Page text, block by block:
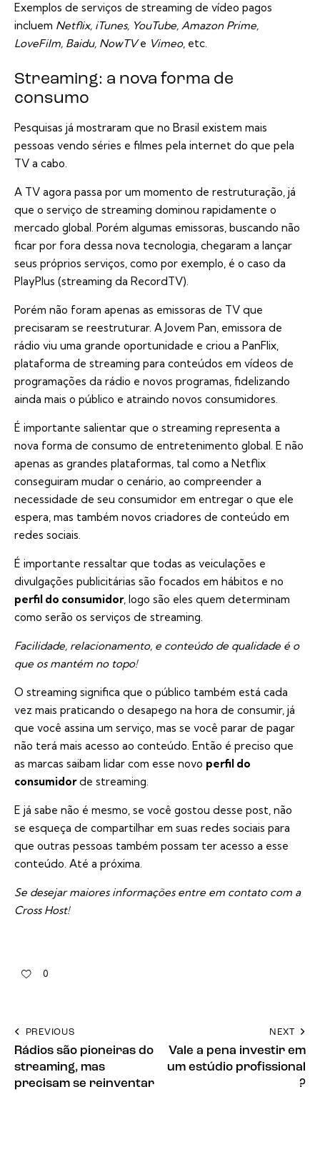
Exemplos de serviços de streaming de vídeo pagos
incluem Netflix, iTunes, YouTube, Amazon Prime,
LoveFilm, Baidu, NowTVe Vimeo, etc.
Streaming: a nova forma de
consumo
Pesquisas já mostraram que no Brasil existem mais
pessoas vendo séries e filmes pela internet do que pela
TV a cabo.
A TV agora passa por um momento de restruturação, já
que o serviço de streaming dominou rapidamente o
mercado global. Porém algumas emissoras, buscando não
ficar por fora dessa nova tecnologia, chegaram a lançar
seus próprios serviços, como por exemplo, é o caso da
PlayPlus (streaming da RecordTV).
Porém não foram apenas as emissoras de TV que
precisaram se reestruturar. A Jovem Pan, emissora de
rádio viu uma grande oportunidade e criou a PanFlix,
plataforma de streaming para conteúdos em vídeos de
programações da rádio e novos programas, fidelizando
ainda mais o público e atraindo novos consumidores.
É importante salientar que o streaming representa a
nova forma de consumo de entretenimento global. E não
apenas as grandes plataformas, tal como a Netflix
conseguiram mudar o cenário, ao compreender a
necessidade de seu consumidor em entregar o que ele
espera, mas também novos criadores de conteúdo em
redes sociais.
É importante ressaltar que todas as veiculações e
divulgações publicitárias são focados em hábitos e no
perfil do consumidor, logo são eles quem determinam
como serão os serviços de streaming.
Facilidade, relacionamento, e conteúdo de qualidade é o
que os mantém no topo!
O streaming significa que o público também está cada
vez mais praticando o desapego na hora de consumir, já
que você assina um serviço, mas se você parar de pagar
não terá mais acesso ao conteúdo. Então é preciso que
as marcas saibam lidar com esse novo perfil do
consumidorde streaming.
E já sabe não é mesmo, se você gostou desse post, não
se esqueça de compartilhar em suas redes sociais para
que outras pessoas também possam ter acesso a esse
conteúdo. Até a próxima.
Se desejar maiores informações entre em contato com a
Cross Host!
0
PREVIOUS
Rádios são pioneiras do
streaming, mas
precisam se reinventar
NEXT
Vale a pena investir em
um estúdio profissional
?